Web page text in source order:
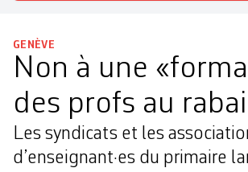
GENÈVE
Non à une
des profs au
Les syndicats et les
d’enseignant·es du primaire